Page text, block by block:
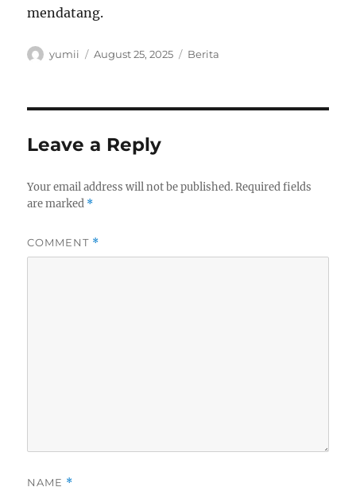
mendatang.
Author
yumii
Posted
August 25, 2025 Categories
Berita
Leave a Reply
Your email address will not be published. Required fields
are marked *
COMMENT *
NAME *